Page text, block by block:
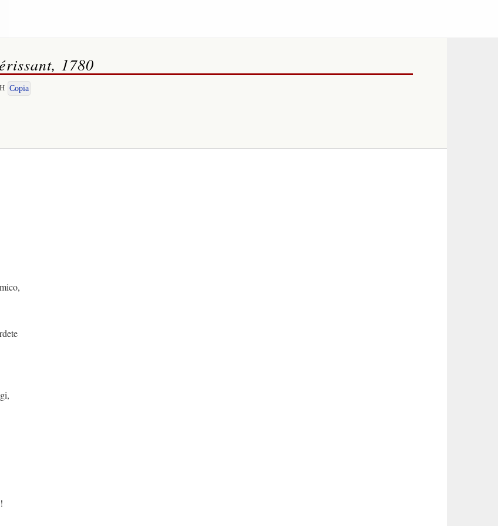
1780
Copia